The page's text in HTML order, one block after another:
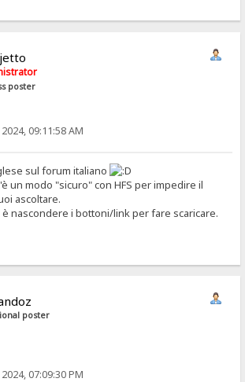
poster
09:11:58 AM
sul forum italiano
un modo "sicuro" con HFS per impedire il
ascoltare.
nascondere i bottoni/link per fare scaricare.
poster
07:09:30 PM